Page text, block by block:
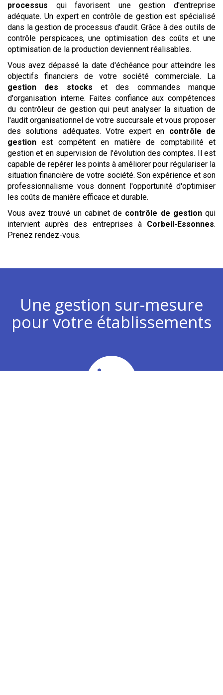
processus qui favorisent une gestion d'entreprise
adéquate. Un expert en contrôle de gestion est spécialisé
dans la gestion de processus d'audit. Grâce à des outils de
contrôle perspicaces, une optimisation des coûts et une
optimisation de la production deviennent réalisables.
Vous avez dépassé la date d'échéance pour atteindre les
objectifs financiers de votre société commerciale. La
gestion des stocks et des commandes manque
d'organisation interne. Faites confiance aux compétences
du contrôleur de gestion qui peut analyser la situation de
l'audit organisationnel de votre succursale et vous proposer
des solutions adéquates. Votre expert en contrôle de
gestion est compétent en matière de comptabilité et
gestion et en supervision de l'évolution des comptes. Il est
capable de repérer les points à améliorer pour régulariser la
situation financière de votre société. Son expérience et son
professionnalisme vous donnent l'opportunité d'optimiser
les coûts de manière efficace et durable.
Vous avez trouvé un cabinet de contrôle de gestionqui
intervient auprès des entreprises à Corbeil-Essonnes.
Prenez rendez-vous.
Une gestion sur-mesure
pour votre établissements